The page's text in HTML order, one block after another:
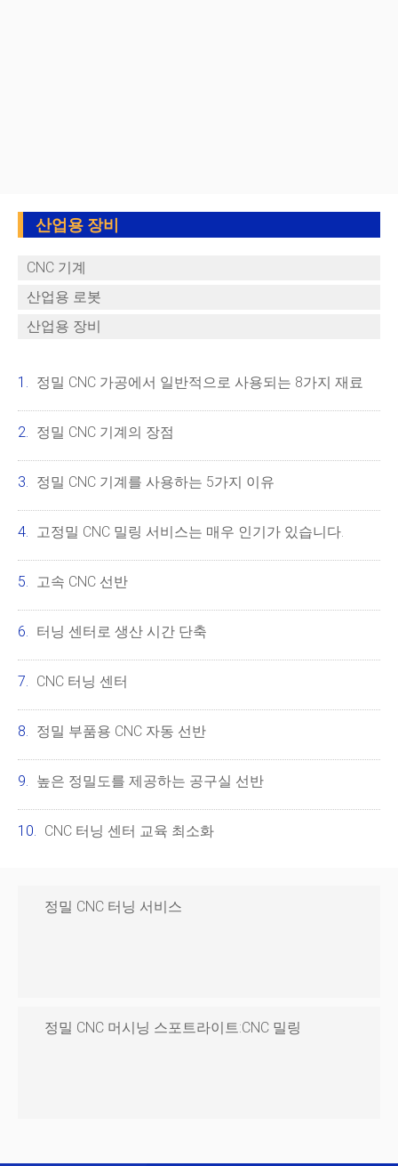
산업용 장비
CNC 기계
산업용 로봇
산업용 장비
정밀 CNC 가공에서 일반적으로 사용되는 8가지 재료
정밀 CNC 기계의 장점
정밀 CNC 기계를 사용하는 5가지 이유
고정밀 CNC 밀링 서비스는 매우 인기가 있습니다.
고속 CNC 선반
터닝 센터로 생산 시간 단축
CNC 터닝 센터
정밀 부품용 CNC 자동 선반
높은 정밀도를 제공하는 공구실 선반
CNC 터닝 센터 교육 최소화
정밀 CNC 터닝 서비스
정밀 CNC 머시닝 스포트라이트:CNC 밀링